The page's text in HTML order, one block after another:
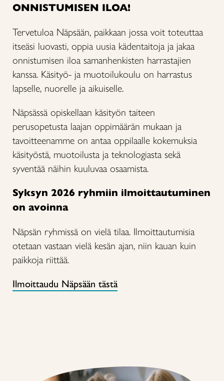
ONNISTUMISEN ILOA!
Tervetuloa Näpsään, paikkaan jossa voit toteuttaa
itseäsi luovasti, oppia uusia kädentaitoja ja jakaa
onnistumisen iloa samanhenkisten harrastajien
kanssa. Käsityö- ja muotoilukoulu on harrastus
lapselle, nuorelle ja aikuiselle.
Näpsässä opiskellaan käsityön taiteen
perusopetusta laajan oppimäärän mukaan ja
tavoitteenamme on antaa oppilaalle kokemuksia
käsityöstä, muotoilusta ja teknologiasta sekä
syventää näihin kuuluvaa osaamista.
Syksyn 2026 ryhmiin ilmoittautuminen
on avoinna
Näpsän ryhmissä on vielä tilaa. Ilmoittautumisia
otetaan vastaan vielä kesän ajan, niin kauan kuin
paikkoja riittää.
Ilmoittaudu Näpsään tästä